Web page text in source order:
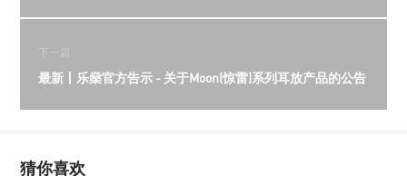
下一篇
最新丨乐燊官方告示 - 关于Moon(惊雷)系列耳放产品的公告
猜你喜欢